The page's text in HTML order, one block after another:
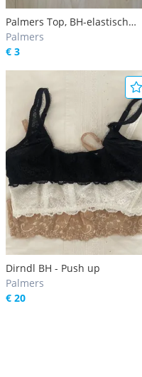
Palmers Top, BH-elastisch
Schwarz S
Palmers
€ 3
Dirndl BH - Push up
Palmers
€ 20